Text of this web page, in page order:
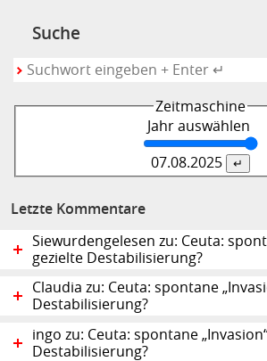
Suche
Zeitmaschine
Jahr auswählen
07.08.2025
Letzte Kommentare
Siewurdengelesen zu: Ceuta:
gezielte Destabilisierung?
Claudia zu: Ceuta: spontane
Destabilisierung?
ingo zu: Ceuta: spontane
Destabilisierung?